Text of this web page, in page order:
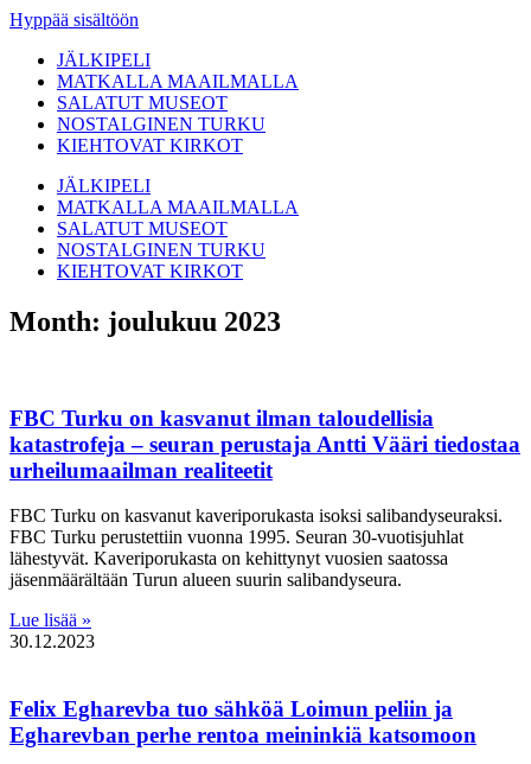
Hyppää sisältöön
JÄLKIPELI
MATKALLA MAAILMALLA
SALATUT MUSEOT
NOSTALGINEN TURKU
KIEHTOVAT KIRKOT
JÄLKIPELI
MATKALLA MAAILMALLA
SALATUT MUSEOT
NOSTALGINEN TURKU
KIEHTOVAT KIRKOT
Month: joulukuu 2023
FBC Turku on kasvanut ilman taloudellisia
katastrofeja – seuran perustaja Antti Vääri tiedostaa
urheilumaailman realiteetit
FBC Turku on kasvanut kaveriporukasta isoksi salibandyseuraksi.
FBC Turku perustettiin vuonna 1995. Seuran 30-vuotisjuhlat
lähestyvät. Kaveriporukasta on kehittynyt vuosien saatossa
jäsenmäärältään Turun alueen suurin salibandyseura.
Lue lisää »
30.12.2023
Felix Egharevba tuo sähköä Loimun peliin ja
Egharevban perhe rentoa meininkiä katsomoon